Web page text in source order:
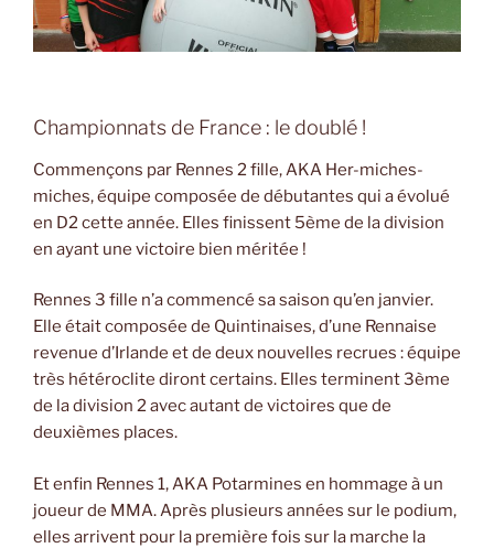
Championnats de France : le doublé !
Commençons par Rennes 2 fille, AKA Her-miches-
miches, équipe composée de débutantes qui a évolué
en D2 cette année. Elles finissent 5ème de la division
en ayant une victoire bien méritée !
Rennes 3 fille n’a commencé sa saison qu’en janvier.
Elle était composée de Quintinaises, d’une Rennaise
revenue d’Irlande et de deux nouvelles recrues : équipe
très hétéroclite diront certains. Elles terminent 3ème
de la division 2 avec autant de victoires que de
deuxièmes places.
Et enfin Rennes 1, AKA Potarmines en hommage à un
joueur de MMA. Après plusieurs années sur le podium,
elles arrivent pour la première fois sur la marche la